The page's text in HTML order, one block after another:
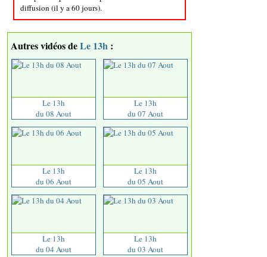
diffusion (il y a 60 jours).
Autres vidéos deLe 13h :
Le 13h
du 08 Aout
Le 13h
du 07 Aout
Le 13h
du 06 Aout
Le 13h
du 05 Aout
Le 13h
du 04 Aout
Le 13h
du 03 Aout